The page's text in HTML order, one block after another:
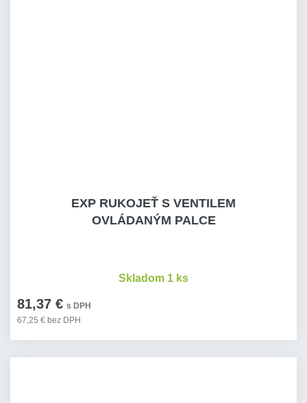
EXP RUKOJEŤ S VENTILEM
OVLÁDANÝM PALCE
81,37 € s DPH
67,25 € bez DPH
Skladom 1 ks